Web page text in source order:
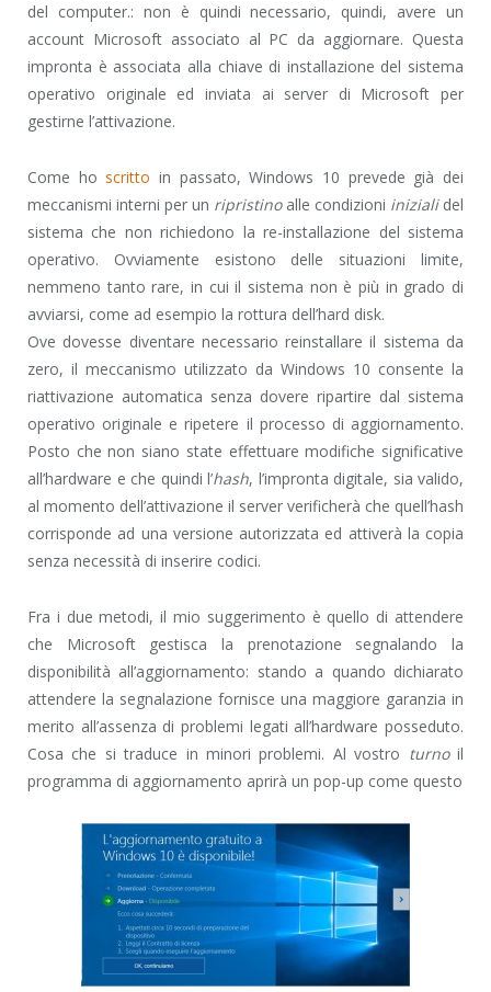
del computer.: non è quindi necessario, quindi, avere un
account Microsoft associato al PC da aggiornare. Questa
impronta è associata alla chiave di installazione del sistema
operativo originale ed inviata ai server di Microsoft per
gestirne l’attivazione.
Come ho scritto in passato, Windows 10 prevede già dei
meccanismi interni per un ripristinoalle condizioni inizialidel
sistema che non richiedono la re-installazione del sistema
operativo. Ovviamente esistono delle situazioni limite,
nemmeno tanto rare, in cui il sistema non è più in grado di
avviarsi, come ad esempio la rottura dell’hard disk.
Ove dovesse diventare necessario reinstallare il sistema da
zero, il meccanismo utilizzato da Windows 10 consente la
riattivazione automatica senza dovere ripartire dal sistema
operativo originale e ripetere il processo di aggiornamento.
Posto che non siano state effettuare modifiche significative
all’hardware e che quindi l’hash, l’impronta digitale, sia valido,
al momento dell’attivazione il server verificherà che quell’hash
corrisponde ad una versione autorizzata ed attiverà la copia
senza necessità di inserire codici.
Fra i due metodi, il mio suggerimento è quello di attendere
che Microsoft gestisca la prenotazione segnalando la
disponibilità all’aggiornamento: stando a quando dichiarato
attendere la segnalazione fornisce una maggiore garanzia in
merito all’assenza di problemi legati all’hardware posseduto.
Cosa che si traduce in minori problemi. Al vostro turnoil
programma di aggiornamento aprirà un pop-up come questo